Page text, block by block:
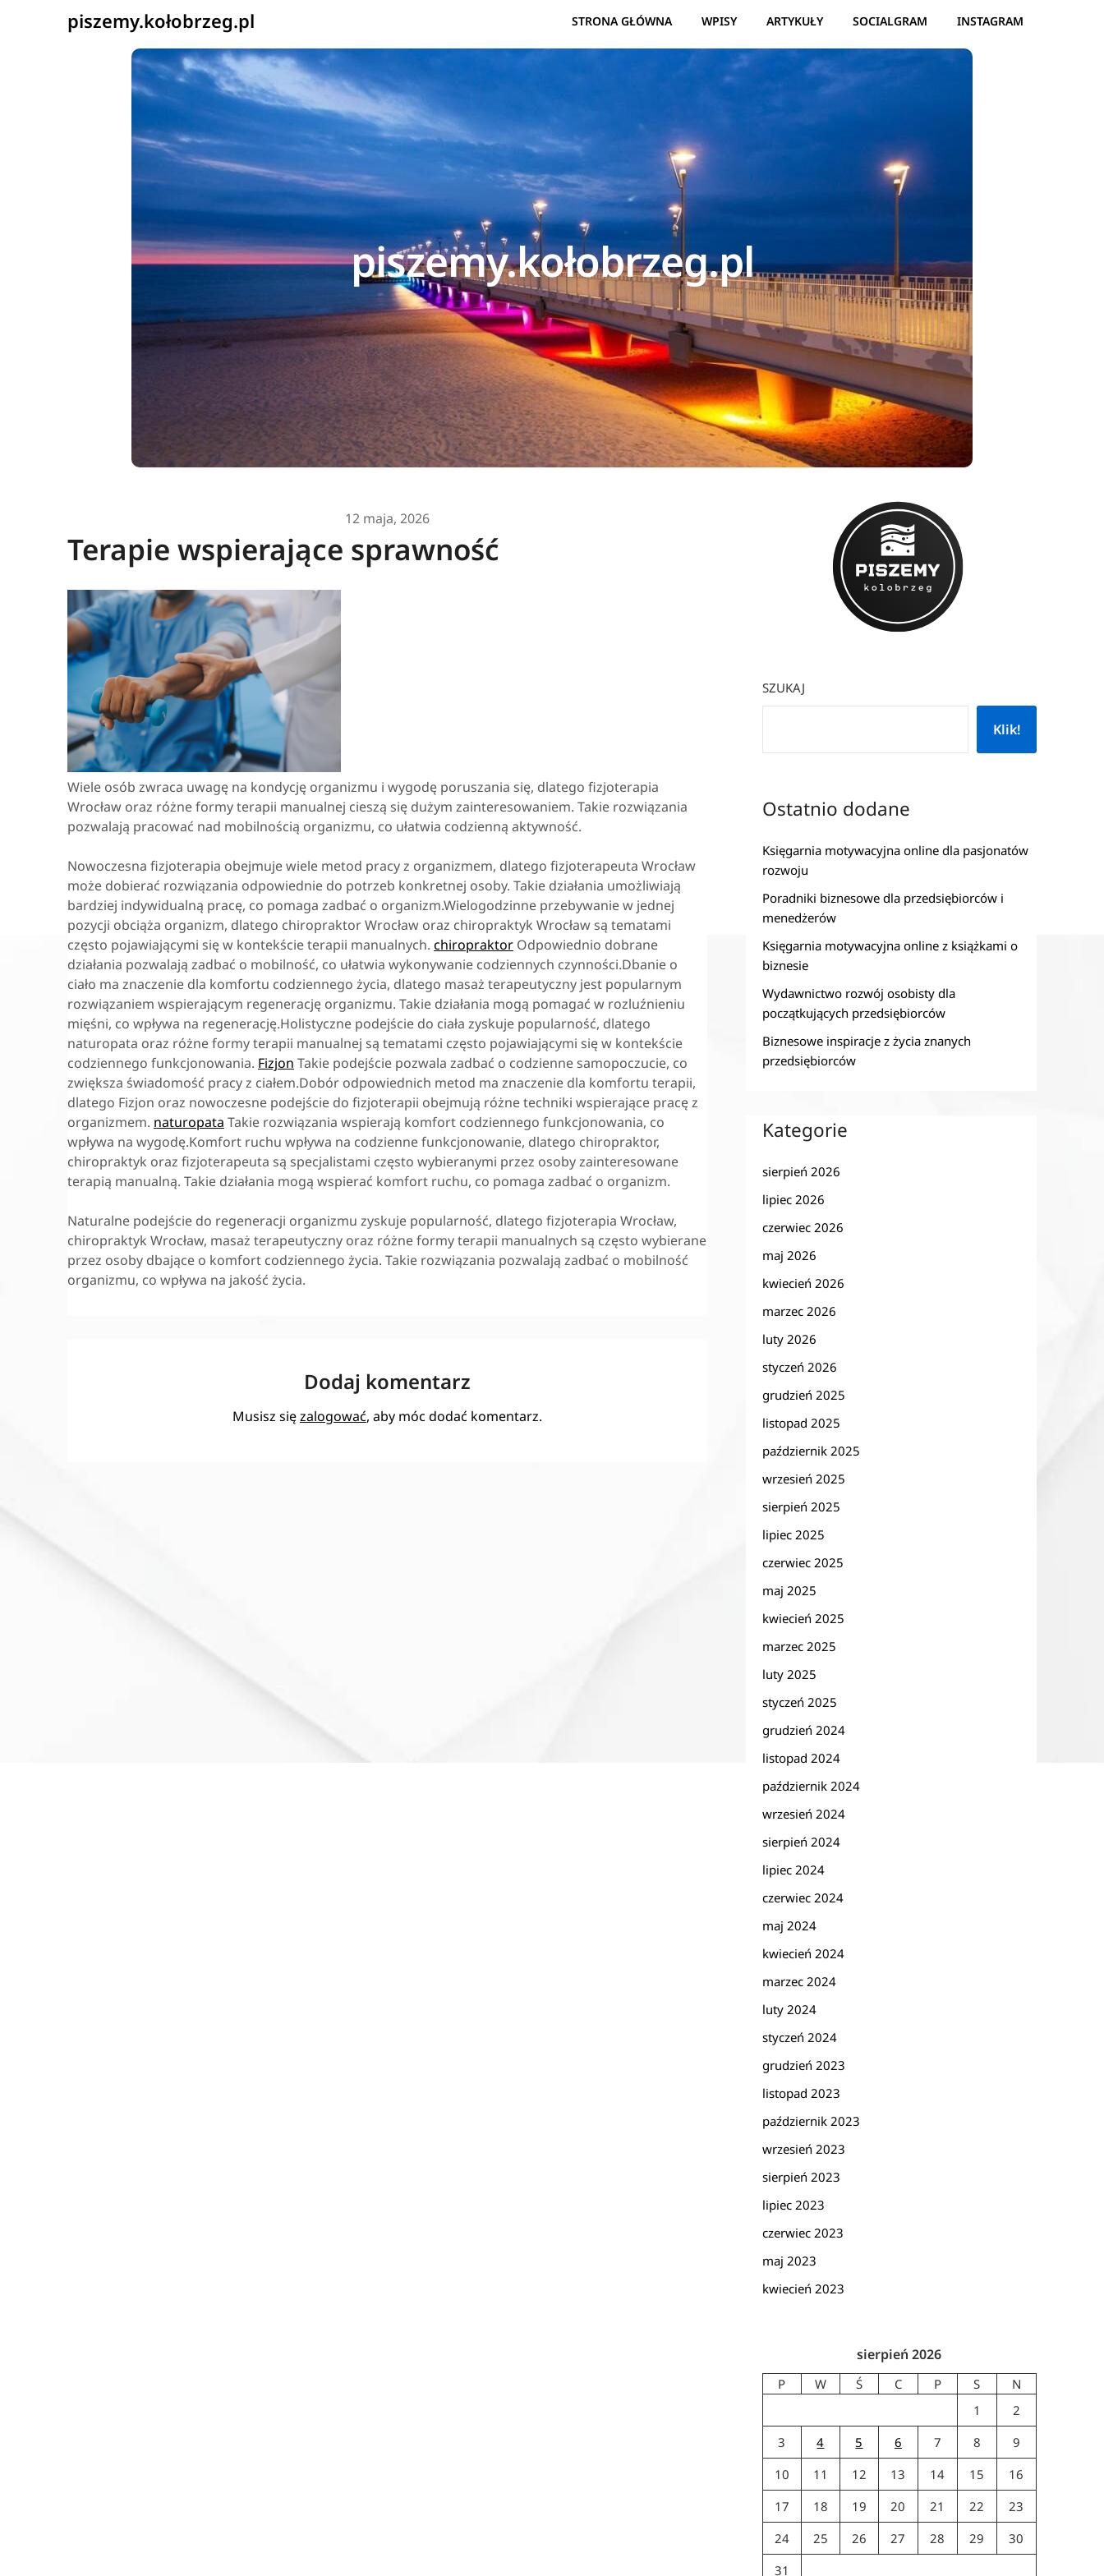
piszemy.kołobrzeg.pl STRONA GŁÓWNA WPISY ARTYKUŁY SOCIALGRAM INSTAGRAM
piszemy.kołobrzeg.pl
12 maja, 2026
Terapie wspierające sprawność
Wiele osób zwraca uwagę na kondycję organizmu i wygodę poruszania się, dlatego fizjoterapia
Wrocław oraz różne formy terapii manualnej cieszą się dużym zainteresowaniem. Takie rozwiązania
pozwalają pracować nad mobilnością organizmu, co ułatwia codzienną aktywność.
Nowoczesna fizjoterapia obejmuje wiele metod pracy z organizmem, dlatego fizjoterapeuta Wrocław
może dobierać rozwiązania odpowiednie do potrzeb konkretnej osoby. Takie działania umożliwiają
bardziej indywidualną pracę, co pomaga zadbać o organizm.Wielogodzinne przebywanie w jednej
pozycji obciąża organizm, dlatego chiropraktor Wrocław oraz chiropraktyk Wrocław są tematami
często pojawiającymi się w kontekście terapii manualnych. chiropraktor Odpowiednio dobrane
działania pozwalają zadbać o mobilność, co ułatwia wykonywanie codziennych czynności.Dbanie o
ciało ma znaczenie dla komfortu codziennego życia, dlatego masaż terapeutyczny jest popularnym
rozwiązaniem wspierającym regenerację organizmu. Takie działania mogą pomagać w rozluźnieniu
mięśni, co wpływa na regenerację.Holistyczne podejście do ciała zyskuje popularność, dlatego
naturopata oraz różne formy terapii manualnej są tematami często pojawiającymi się w kontekście
codziennego funkcjonowania. Fizjon Takie podejście pozwala zadbać o codzienne samopoczucie, co
zwiększa świadomość pracy z ciałem.Dobór odpowiednich metod ma znaczenie dla komfortu terapii,
dlatego Fizjon oraz nowoczesne podejście do fizjoterapii obejmują różne techniki wspierające pracę z
organizmem. naturopata Takie rozwiązania wspierają komfort codziennego funkcjonowania, co
wpływa na wygodę.Komfort ruchu wpływa na codzienne funkcjonowanie, dlatego chiropraktor,
chiropraktyk oraz fizjoterapeuta są specjalistami często wybieranymi przez osoby zainteresowane
terapią manualną. Takie działania mogą wspierać komfort ruchu, co pomaga zadbać o organizm.
Naturalne podejście do regeneracji organizmu zyskuje popularność, dlatego fizjoterapia Wrocław,
chiropraktyk Wrocław, masaż terapeutyczny oraz różne formy terapii manualnych są często wybierane
przez osoby dbające o komfort codziennego życia. Takie rozwiązania pozwalają zadbać o mobilność
organizmu, co wpływa na jakość życia.
Dodaj komentarz
Musisz sięzalogować, aby móc dodać komentarz.
SZUKAJ
Klik!
Ostatnio dodane
Księgarnia motywacyjna online dla pasjonatów
rozwoju
Poradniki biznesowe dla przedsiębiorców i
menedżerów
Księgarnia motywacyjna online z książkami o
biznesie
Wydawnictwo rozwój osobisty dla
początkujących przedsiębiorców
Biznesowe inspiracje z życia znanych
przedsiębiorców
Kategorie
sierpień 2026
lipiec 2026
czerwiec 2026
maj 2026
kwiecień 2026
marzec 2026
luty 2026
styczeń 2026
grudzień 2025
listopad 2025
październik 2025
wrzesień 2025
sierpień 2025
lipiec 2025
czerwiec 2025
maj 2025
kwiecień 2025
marzec 2025
luty 2025
styczeń 2025
grudzień 2024
listopad 2024
październik 2024
wrzesień 2024
sierpień 2024
lipiec 2024
czerwiec 2024
maj 2024
kwiecień 2024
marzec 2024
luty 2024
styczeń 2024
grudzień 2023
listopad 2023
październik 2023
wrzesień 2023
sierpień 2023
lipiec 2023
czerwiec 2023
maj 2023
kwiecień 2023
sierpień 2026
P W Ś C P S
N
1
2
3
4 5 6 7 8
9
10
11 12 13 14 15
16
17
18 19 20 21 22
23
24
25 26 27 28 29
30
31